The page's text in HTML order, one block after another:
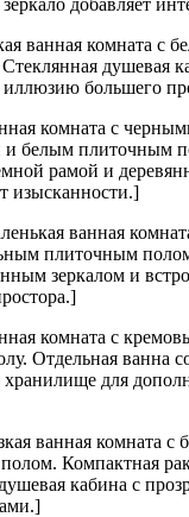
ванная комната с
душевая
большего
комната с
и белым плиточным
рамой и
изысканности.]
ванная
плиточным
зеркалом и
комната с
Отдельная ванна
хранилище для
ванная комната с
Компактная
кабина с